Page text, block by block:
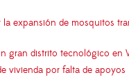
expansión de mosquitos
gran distrito tecnológico en
vivienda por falta de apoyos